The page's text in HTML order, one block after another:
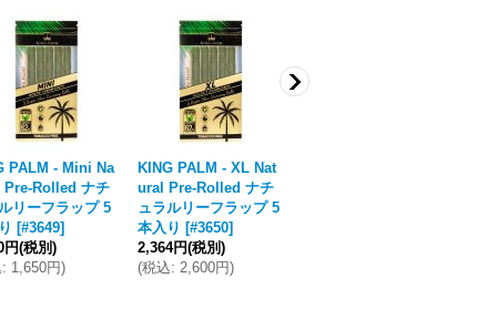
PALM - Mini Na
Rolled ナチ
リーフラップ 5
[#3649]
円(税別)
: 1,650円)
KING PALM - XL Nat
ural Pre-Rolled ナチ
ュラルリーフラップ 5
本入り [#3650]
2,364円(税別)
(税込: 2,600円)